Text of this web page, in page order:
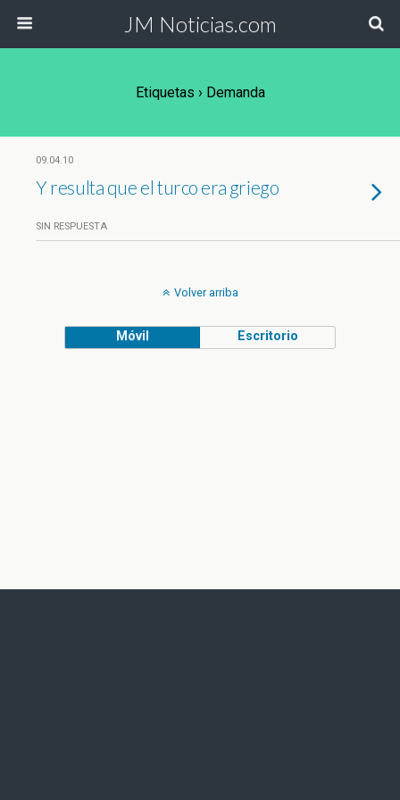
JM Noticias.com
Etiquetas › Demanda
09.04.10
Y resulta que el turco era griego
SIN RESPUESTA
Volver arriba
Móvil Escritorio